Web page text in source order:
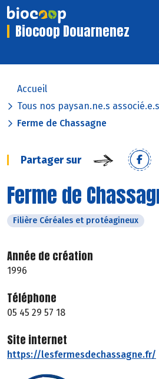
Biocoop Douarnenez
Accueil
Tous nos paysan.ne.s associé.e.s
Ferme de Chassagne
Partager sur
Ferme de
Filière Céréales et protéagineux
Année de création
1996
Téléphone
05 45 29 57 18
Site internet
https://lesfermesdechassagne.fr/